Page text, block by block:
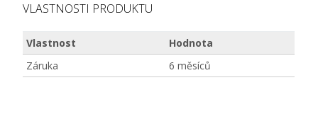
VLASTNOSTI PRODUKTU
Vlastnost
Hodnota
Záruka
6 měsíců